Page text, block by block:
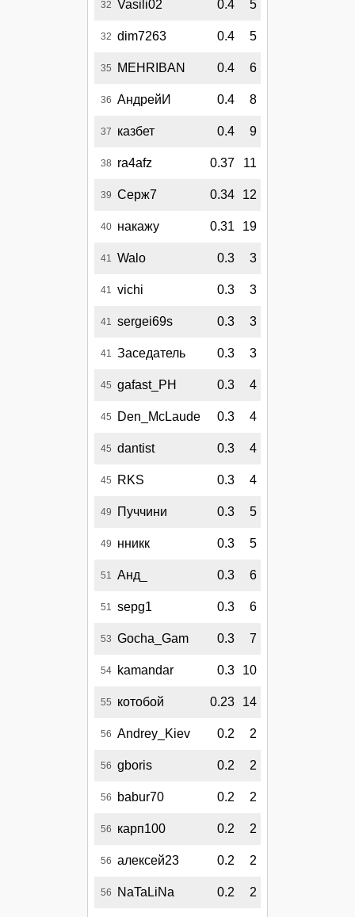
32 Vasili02 0.4 5
32 dim7263 0.4 5
35 MEHRIBAN 0.4 6
36 АндрейИ 0.4 8
37 казбет 0.4 9
38 ra4afz 0.37 11
39 Серж7 0.34 12
40 накажу 0.31 19
41 Walo 0.3 3
41 vichi 0.3 3
41 sergei69s 0.3 3
41 Заседатель 0.3 3
45 gafast_PH 0.3 4
45 Den_McLaude 0.3 4
45 dantist 0.3 4
45 RKS 0.3 4
49 Пуччини 0.3 5
49 нникк 0.3 5
51 Анд_ 0.3 6
51 sepg1 0.3 6
53 Gocha_Gam 0.3 7
54 kamandar 0.3 10
55 котобой 0.23 14
56 Andrey_Kiev 0.2 2
56 gboris 0.2 2
56 babur70 0.2 2
56 карп100 0.2 2
56 алексей23 0.2 2
56 NaTaLiNa 0.2 2